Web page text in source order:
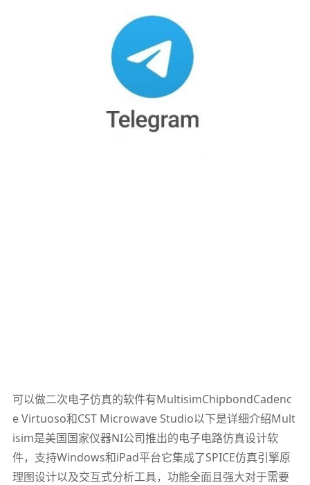
可以做二次电子仿真的软件有MultisimChipbondCadenc
e Virtuoso和CST Microwave Studio以下是详细介绍Mult
isim是美国国家仪器NI公司推出的电子电路仿真设计软
件，支持Windows和iPad平台它集成了SPICE仿真引擎原
理图设计以及交互式分析工具，功能全面且强大对于需要